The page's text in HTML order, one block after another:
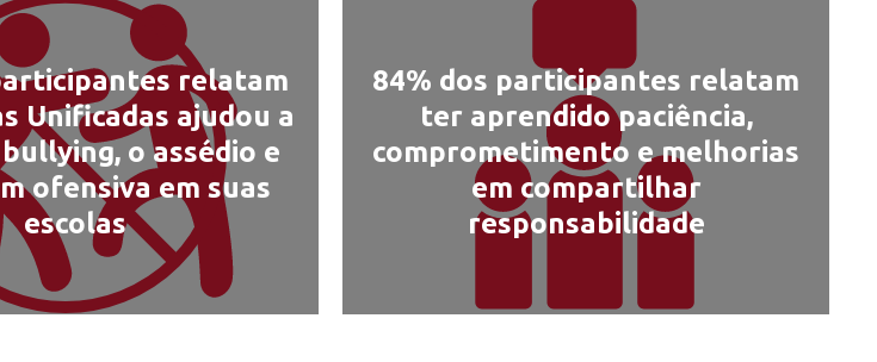
relatam
Unificadas ajudou a
o assédio e
ofensiva em suas
escolas
84% dos participantes relatam
ter aprendido paciência,
comprometimento e melhorias
em compartilhar
responsabilidade